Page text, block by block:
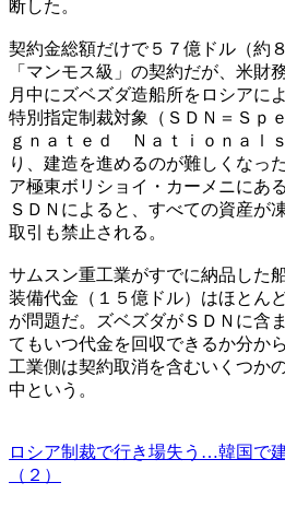
断した。
契約金総額だけで５７億ドル（約
「マンモス級」の契約だが、米財
月中にズベズダ造船所をロシアに
特別指定制裁対象（ＳＤＮ＝Ｓｐ
ｇｎａｔｅｄ Ｎａｔｉｏｎａｌ
り、建造を進めるのが難しくなっ
ア極東ボリショイ・カーメニにあ
ＳＤＮによると、すべての資産が
取引も禁止される。
サムスン重工業がすでに納品した
装備代金（１５億ドル）はほとん
が問題だ。ズベズダがＳＤＮに含
てもいつ代金を回収できるか分か
工業側は契約取消を含むいくつか
中という。
ロシア制裁で行き場失う…韓国で
（２）